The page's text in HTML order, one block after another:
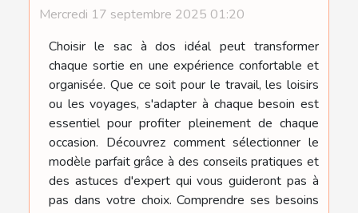
Mercredi 17 septembre 2025 01:20
Choisir le sac à dos idéal peut transformer
chaque sortie en une expérience confortable et
organisée. Que ce soit pour le travail, les loisirs
ou les voyages, s'adapter à chaque besoin est
essentiel pour profiter pleinement de chaque
occasion. Découvrez comment sélectionner le
modèle parfait grâce à des conseils pratiques et
des astuces d'expert qui vous guideront pas à
pas dans votre choix. Comprendre ses besoins